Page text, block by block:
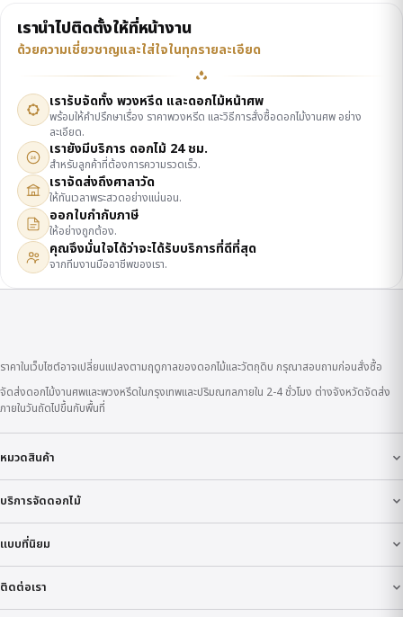
เรานำไปติดตั้งให้ที่หน้างาน
ด้วยความเชี่ยวชาญและใส่ใจในทุกรายละเอียด
เรารับจัดทั้ง พวงหรีด และดอกไม้หน้าศพ
พร้อมให้คำปรึกษาเรื่อง ราคาพวงหรีด และวิธีการสั่งซื้อดอกไม้งานศพ อย่าง
ละเอียด.
24 เรายังมีบริการ ดอกไม้ 24 ชม.
สำหรับลูกค้าที่ต้องการความรวดเร็ว.
เราจัดส่งถึงศาลาวัด
ให้ทันเวลาพระสวดอย่างแน่นอน.
ออกใบกำกับภาษี
ให้อย่างถูกต้อง.
คุณจึงมั่นใจได้ว่าจะได้รับบริการที่ดีที่สุด
จากทีมงานมืออาชีพของเรา.
ราคาในเว็บไซต์อาจเปลี่ยนแปลงตามฤดูกาลของดอกไม้และวัตถุดิบ กรุณาสอบถามก่อนสั่งซื้อ
จัดส่งดอกไม้งานศพและพวงหรีดในกรุงเทพและปริมณฑลภายใน 2-4 ชั่วโมง ต่างจังหวัดจัดส่ง
ภายในวันถัดไปขึ้นกับพื้นที่
หมวดสินค้า
บริการจัดดอกไม้
แบบที่นิยม
ติดต่อเรา